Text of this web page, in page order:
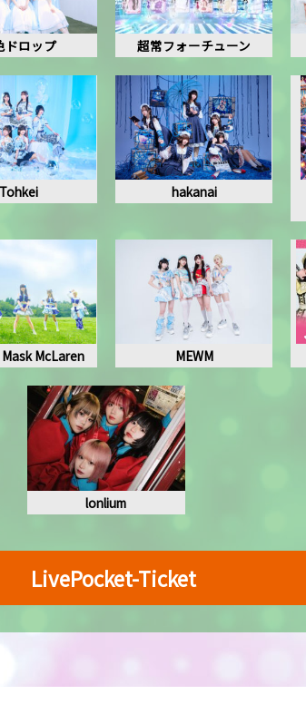
ドロップ 超常フォーチューン
Tohkei hakanai
McLaren MEWM
lonlium
LivePocket-Ticket